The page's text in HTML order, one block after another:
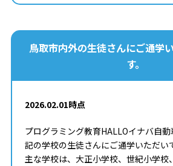
鳥取市内外の生徒さんにご通学
す。
2026.02.01時点
プログラミング教育HALLOイナバ自
記の学校の生徒さんにご通学いただい
主な学校は、大正小学校、世紀小学校